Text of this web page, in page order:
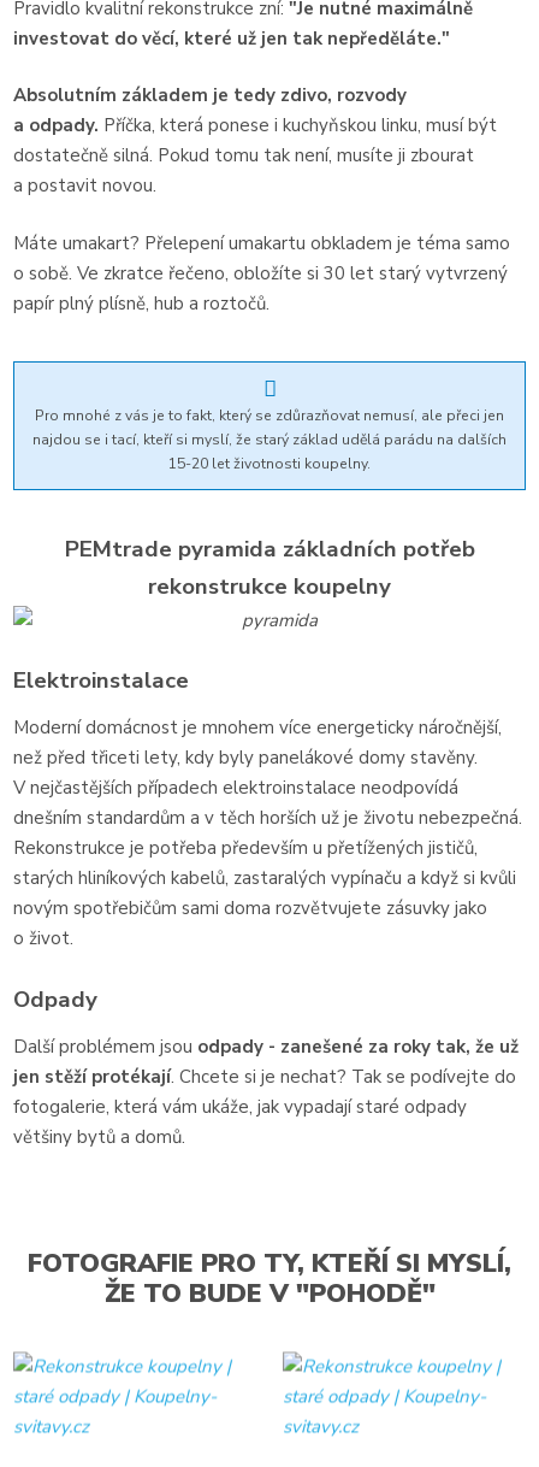
Pravidlo kvalitní rekonstrukce zní:"Je nutné maximálně
investovat do věcí, které už jen tak nepředěláte."
Absolutním základem je tedy zdivo, rozvody
a odpady. Příčka, která ponese i kuchyňskou linku, musí být
dostatečně silná. Pokud tomu tak není, musíte ji zbourat
a postavit novou.
Máte umakart? Přelepení umakartu obkladem je téma samo
o sobě. Ve zkratce řečeno, obložíte si 30 let starý vytvrzený
papír plný plísně, hub a roztočů.
Pro mnohé z vás je to fakt, který se zdůrazňovat nemusí, ale přeci jen
najdou se i tací, kteří si myslí, že starý základ udělá parádu na dalších
15-20 let životnosti koupelny.
PEMtrade pyramida základních potřeb
rekonstrukce koupelny
Elektroinstalace
Moderní domácnost je mnohem více energeticky náročnější,
než před třiceti lety, kdy byly panelákové domy stavěny.
V nejčastějších případech elektroinstalace neodpovídá
dnešním standardům a v těch horších už je životu nebezpečná.
Rekonstrukce je potřeba především u přetížených jističů,
starých hliníkových kabelů, zastaralých vypínaču a když si kvůli
novým spotřebičům sami doma rozvětvujete zásuvky jako
o život.
Odpady
Další problémem jsou odpady - zanešené za roky tak, že už
jen stěží protékají. Chcete si je nechat? Tak se podívejte do
fotogalerie, která vám ukáže, jak vypadají staré odpady
většiny bytů a domů.
FOTOGRAFIE PRO TY, KTEŘÍ SI MYSLÍ,
ŽE TO BUDE V "POHODĚ"